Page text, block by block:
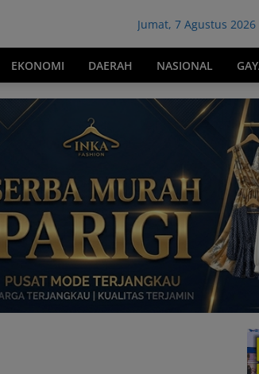
Jumat, 7 Agustus 2026
EKONOMI DAERAH NASIONAL